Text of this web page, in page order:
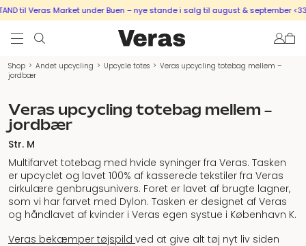
til Veras Market under Buen – nye stande i salg til august & september <333
Shop > Andet upcycling > Upcycle totes > Veras upcycling totebag mellem –
jordbær
Veras upcycling totebag mellem –
jordbær
Str. M
Multifarvet totebag med hvide syninger fra Veras. Tasken
er upcyclet og lavet 100% af kasserede tekstiler fra Veras
cirkulære genbrugsunivers. Foret er lavet af brugte lagner,
som vi har farvet med Dylon. Tasken er designet af Veras
og håndlavet af kvinder i Veras egen systue i København K.
Veras bekæmper tøjspild ved at give alt tøj nyt liv siden